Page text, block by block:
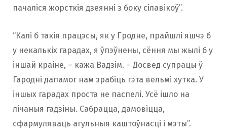
пачаліся жорсткія дзеянні з боку сілавікоў”.
“Калі б такія працэсы, як у Гродне, прайшлі яшчэ б
у некалькіх гарадах, я ўпэўнены, сёння мы жылі б у
іншай краіне, – кажа Вадзім. – Досвед супрацы ў
Гародні дапамог нам зрабіць гэта вельмі хутка. У
іншых гарадах проста не паспелі. Усё ішло на
лічаныя гадзіны. Сабрацца, дамовіцца,
сфармуляваць агульныя каштоўнасці і мэты”.